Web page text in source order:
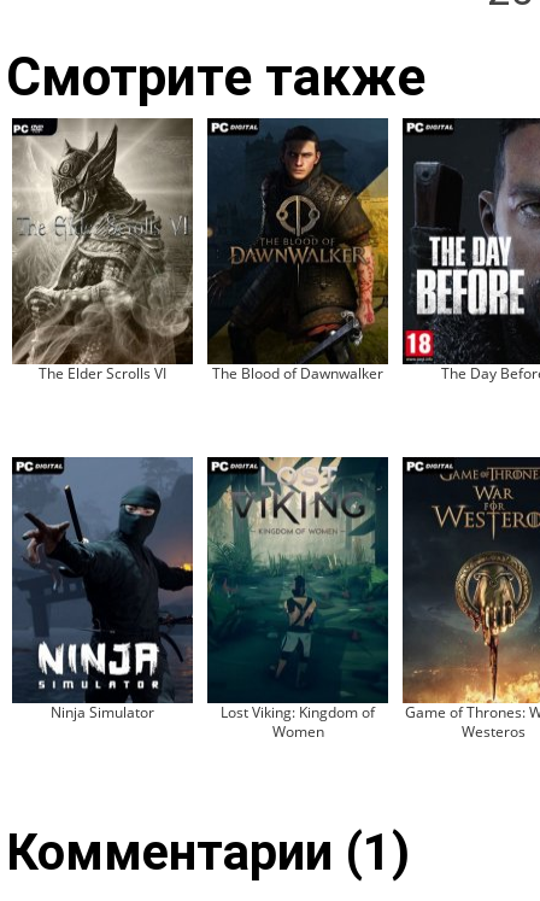
Смотрите также
The Elder Scrolls VI The Blood of Dawnwalker The Day
Ninja Simulator
Lost Viking: Kingdom of
Women
Game of Thrones:
Westeros
Комментарии (1)